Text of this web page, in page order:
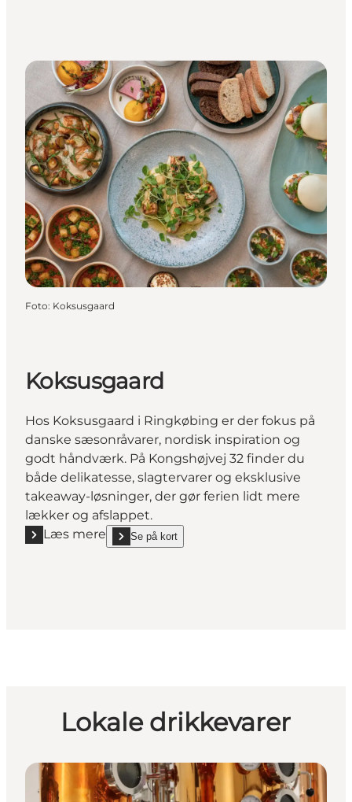
Foto: Koksusgaard
Koksusgaard
Hos Koksusgaard i Ringkøbing er der fokus på
danske sæsonråvarer, nordisk inspiration og
godt håndværk. På Kongshøjvej 32 finder du
både delikatesse, slagtervarer og eksklusive
takeaway-løsninger, der gør ferien lidt mere
lækker og afslappet.
Læs mere
Læs mere "Koksusgaard"
Se på kort
show Koksusgaard on_map
Lokale drikkevarer